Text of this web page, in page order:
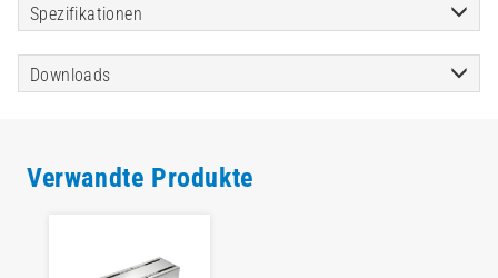
Spezifikationen
Downloads
Verwandte Produkte